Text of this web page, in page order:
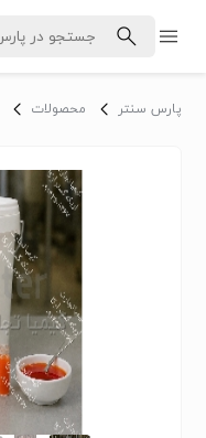
پارس سنتر محصولات